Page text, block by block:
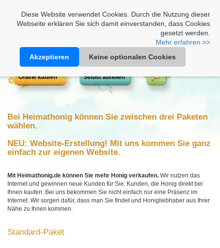
Diese Website verwendet Cookies. Durch die Nutzung dieser
Webseite erklären Sie sich damit einverstanden, dass Cookies
gesetzt werden.
Mehr erfahren >>
Akzeptieren
Keine optionalen Cookies
Online kaufen Selbst abholen
Bei Heimathonig können Sie zwischen drei Paketen
wählen.
NEU: Website-Erstellung! Mit uns kommen Sie ganz
einfach zur eigenen Website.
Mit Heimathonig.de können Sie mehr Honig verkaufen. Wir nutzen das
Internet und gewinnen neue Kunden für Sie: Kunden, die Honig direkt bei
Ihnen kaufen. Bei uns bekommen Sie nicht einfach nur eine Präsenz im
Internet. Wir sorgen dafür, dass man Sie findet und Honigliebhaber aus Ihrer
Nähe zu Ihnen kommen.
Standard-Paket